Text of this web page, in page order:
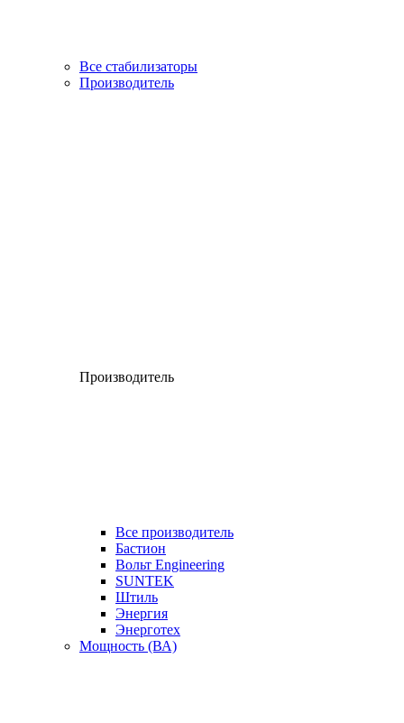
Все стабилизаторы
Производитель
Производитель
Все производитель
Бастион
Вольт Engineering
SUNTEK
Штиль
Энергия
Энерготех
Мощность (ВА)